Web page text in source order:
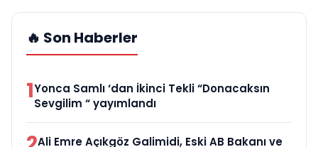
🔥 Son Haberler
1Yonca Samlı ‘dan İkinci Tekli “Donacaksın
Sevgilim “ yayımlandı
Ali Emre Açıkgöz Galimidi, Eski AB Bakanı ve